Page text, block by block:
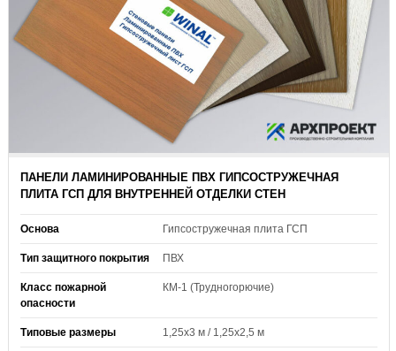
ПАНЕЛИ ЛАМИНИРОВАННЫЕ ПВХ ГИПСОСТРУЖЕЧНАЯ
ПЛИТА ГСП ДЛЯ ВНУТРЕННЕЙ ОТДЕЛКИ СТЕН
Основа Гипсостружечная плита ГСП
Тип защитного покрытия ПВХ
Класс пожарной
опасности
КМ-1 (Трудногорючие)
Типовые размеры 1,25х3 м / 1,25х2,5 м